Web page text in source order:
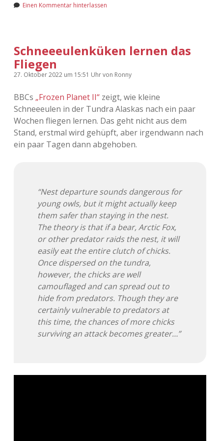
Einen Kommentar hinterlassen
Schneeeulenküken lernen das
Fliegen
27. Oktober 2022 um 15:51 Uhrvon Ronny
BBCs „Frozen Planet II“ zeigt, wie kleine
Schneeeulen in der Tundra Alaskas nach ein paar
Wochen fliegen lernen. Das geht nicht aus dem
Stand, erstmal wird gehüpft, aber irgendwann nach
ein paar Tagen dann abgehoben.
“Nest departure sounds dangerous for
young owls, but it might actually keep
them safer than staying in the nest.
The theory is that if a bear, Arctic Fox,
or other predator raids the nest, it will
easily eat the entire clutch of chicks.
Once dispersed on the tundra,
however, the chicks are well
camouflaged and can spread out to
hide from predators. Though they are
certainly vulnerable to predators at
this time, the chances of more chicks
surviving an attack becomes greater…”